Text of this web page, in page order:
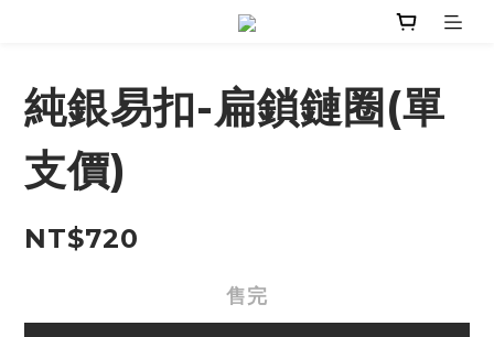
純銀易扣-扁鎖鏈圈(單
支價)
NT$720
售完